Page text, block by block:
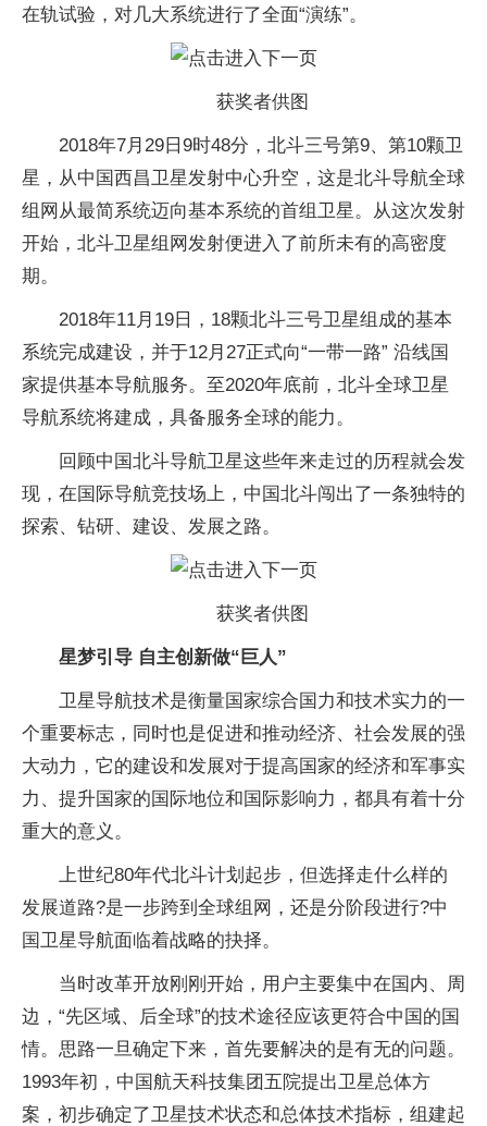
在轨试验，对几大系统进行了全面“演练”。
获奖者供图
2018年7月29日9时48分，北斗三号第9、第10颗卫
星，从中国西昌卫星发射中心升空，这是北斗导航全球
组网从最简系统迈向基本系统的首组卫星。从这次发射
开始，北斗卫星组网发射便进入了前所未有的高密度
期。
2018年11月19日，18颗北斗三号卫星组成的基本
系统完成建设，并于12月27正式向“一带一路” 沿线国
家提供基本导航服务。至2020年底前，北斗全球卫星
导航系统将建成，具备服务全球的能力。
回顾中国北斗导航卫星这些年来走过的历程就会发
现，在国际导航竞技场上，中国北斗闯出了一条独特的
探索、钻研、建设、发展之路。
获奖者供图
星梦引导 自主创新做“巨人”
卫星导航技术是衡量国家综合国力和技术实力的一
个重要标志，同时也是促进和推动经济、社会发展的强
大动力，它的建设和发展对于提高国家的经济和军事实
力、提升国家的国际地位和国际影响力，都具有着十分
重大的意义。
上世纪80年代北斗计划起步，但选择走什么样的
发展道路?是一步跨到全球组网，还是分阶段进行?中
国卫星导航面临着战略的抉择。
当时改革开放刚刚开始，用户主要集中在国内、周
边，“先区域、后全球”的技术途径应该更符合中国的国
情。思路一旦确定下来，首先要解决的是有无的问题。
1993年初，中国航天科技集团五院提出卫星总体方
案，初步确定了卫星技术状态和总体技术指标，组建起